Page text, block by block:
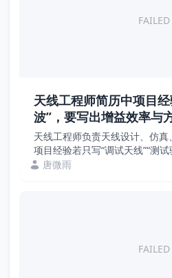
FAILED
天线工程师简历中项目
波”，要写出增益效率与
天线工程师负责天线设计、仿
项目经验若只写“调试天线”“测
招聘方关注的是增益、效率、
唐微雨
FAILED